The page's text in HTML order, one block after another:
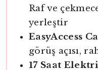
Raf ve
yerleştir
EasyAccess
görüş açısı,
17 Saat